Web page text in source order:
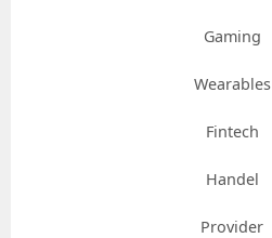
Gaming
Wearables
Fintech
Handel
Provider